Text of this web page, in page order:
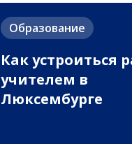
Образование
Как устроиться
учителем в
Люксембурге